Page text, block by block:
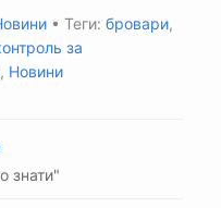
• Теги: бровари,
за
, Новини
знати"